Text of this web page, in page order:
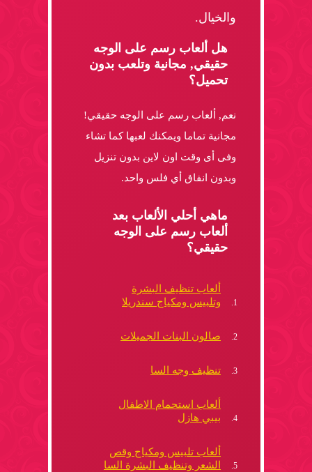
والخيال.
هل ألعاب رسم على الوجه
حقيقي, مجانية وتلعب بدون
تحميل؟
نعم, ألعاب رسم على الوجه حقيقي!
مجانية تماما ويمكنك لعبها كما تشاء
وفى أى وقت اون لاين بدون تنزيل
وبدون انفاق أي فلس واحد.
ماهي أحلي الألعاب بعد
ألعاب رسم على الوجه
حقيقي؟
ألعاب تنظيف البشرة
وتلبيس ومكياج سندريلا
صالون البنات الجميلات
تنظيف وجه السا
ألعاب استحمام الاطفال
بيبي هازل
ألعاب تلبيس ومكياج وقص
الشعر وتنظيف البشرة السا